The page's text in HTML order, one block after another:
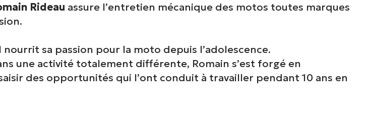
Rideau assure l’entretien mécanique des motos toutes marques
sa passion pour la moto depuis l’adolescence.
une activité totalement différente, Romain s’est forgé en
des opportunités qui l’ont conduit à travailler pendant 10 ans en